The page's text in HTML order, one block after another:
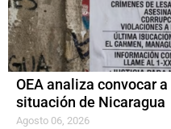
OEA analiza convocar
situación de Nicaragua
Agosto 06, 2026